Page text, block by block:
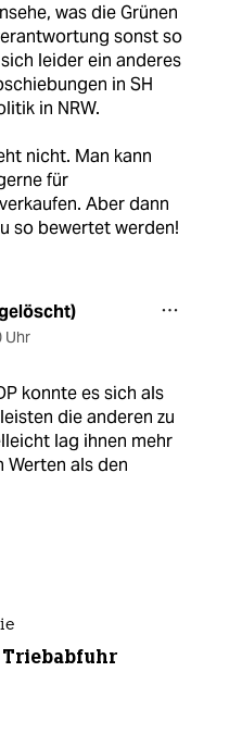
was die Grünen
sonst so
leider ein anderes
in SH
in NRW.
nicht. Man kann
für
Aber dann
so bewertet werden!
Uhr
konnte es sich als
die anderen zu
lag ihnen mehr
Werten als den
Triebabfuhr